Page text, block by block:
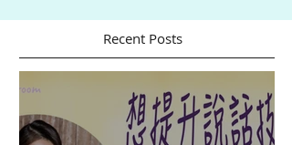
Recent Posts